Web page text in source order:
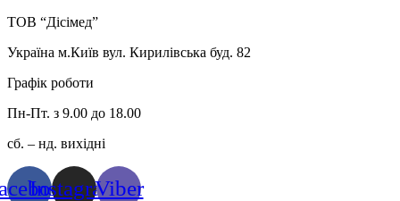
ТОВ “Дісімед”
Україна м.Київ вул. Кирилівська буд. 82
Графік роботи
Пн-Пт. з 9.00 до 18.00
сб. – нд. вихідні
InstagramViber